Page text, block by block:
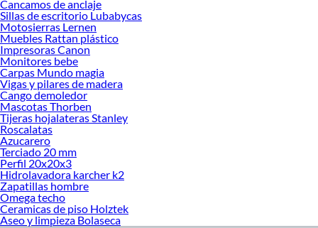
Cancamos de anclaje
Sillas de escritorio Lubabycas
Motosierras Lernen
Muebles Rattan plástico
Impresoras Canon
Monitores bebe
Carpas Mundo magia
Vigas y pilares de madera
Cango demoledor
Mascotas Thorben
Tijeras hojalateras Stanley
Roscalatas
Azucarero
Terciado 20 mm
Perfil 20x20x3
Hidrolavadora karcher k2
Zapatillas hombre
Omega techo
Ceramicas de piso Holztek
Aseo y limpieza Bolaseca